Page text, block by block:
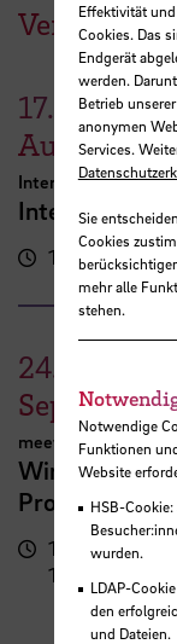
17.
August
International Week
International
16:00 - 17:30
24.
September
meetMINT
Wir feiern
Programm
17:00 -
19:30 Uhr
Effektivität
Cookies. Das
Endgerät
werden.
Betrieb
anonymen
Services.
Sie
Cookies
mehr alle
stehen.
Notwendige
Funktionen
Website
HSB-
wurden.
LDAP-
den
und Dateien.